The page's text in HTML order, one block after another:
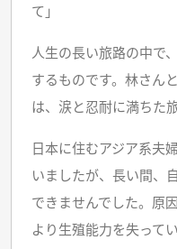
て」
人生の長い旅路の中で
するものです。林さん
は、涙と忍耐に満ちた
日本に住むアジア系夫
いましたが、長い間、
できませんでした。原
より生殖能力を失って